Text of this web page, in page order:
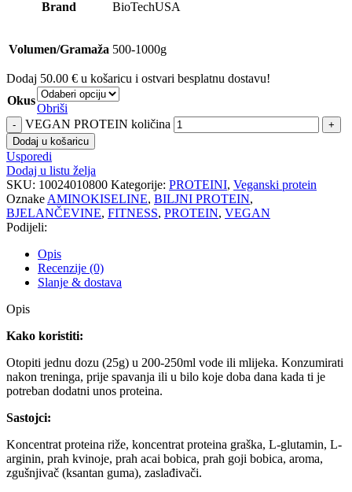
Brand BioTechUSA
Volumen/Gramaža 500-1000g
Dodaj 50.00 € u košaricu i ostvari besplatnu dostavu!
Okus
Obriši
VEGAN PROTEIN količina
Dodaj u košaricu
Usporedi
Dodaj u listu želja
SKU: 10024010800 Kategorije: PROTEINI, Veganski protein
OznakeAMINOKISELINE, BILJNI PROTEIN,
BJELANČEVINE, FITNESS, PROTEIN, VEGAN
Podijeli:
Opis
Recenzije (0)
Slanje & dostava
Opis
Kako koristiti:
Otopiti jednu dozu (25g) u 200-250ml vode ili mlijeka. Konzumirati
nakon treninga, prije spavanja ili u bilo koje doba dana kada ti je
potreban dodatni unos proteina.
Sastojci:
Koncentrat proteina riže, koncentrat proteina graška, L-glutamin, L-
arginin, prah kvinoje, prah acai bobica, prah goji bobica, aroma,
zgušnjivač (ksantan guma), zaslađivači.